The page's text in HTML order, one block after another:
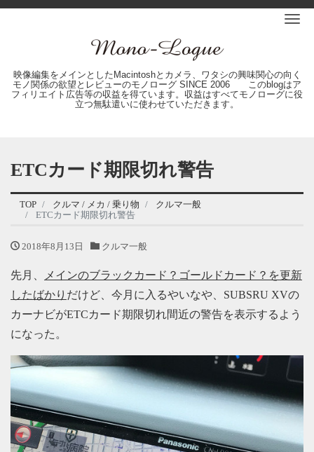
映像編集をメインとしたMacintoshとカメラ、ワタシの興味関心の向く
モノ関係の欲望とレビューのモノローグ SINCE 2006 このblogはア
フィリエイト広告等の収益を得ています。収益はすべてモノローグに役
立つ無駄遣いに使わせていただきます。
ETCカード期限切れ警告
TOP クルマ / メカ / 乗り物
クルマ一般
ETCカード期限切れ警告
2018年8月13日 クルマ一般
先月、
メインのブラックカード？ゴールドカード？を更新
したばかり だけど、今月に入るやいなや、SUBSRU XVの
カーナビがETCカード期限切れ間近の警告を表示するよう
になった。